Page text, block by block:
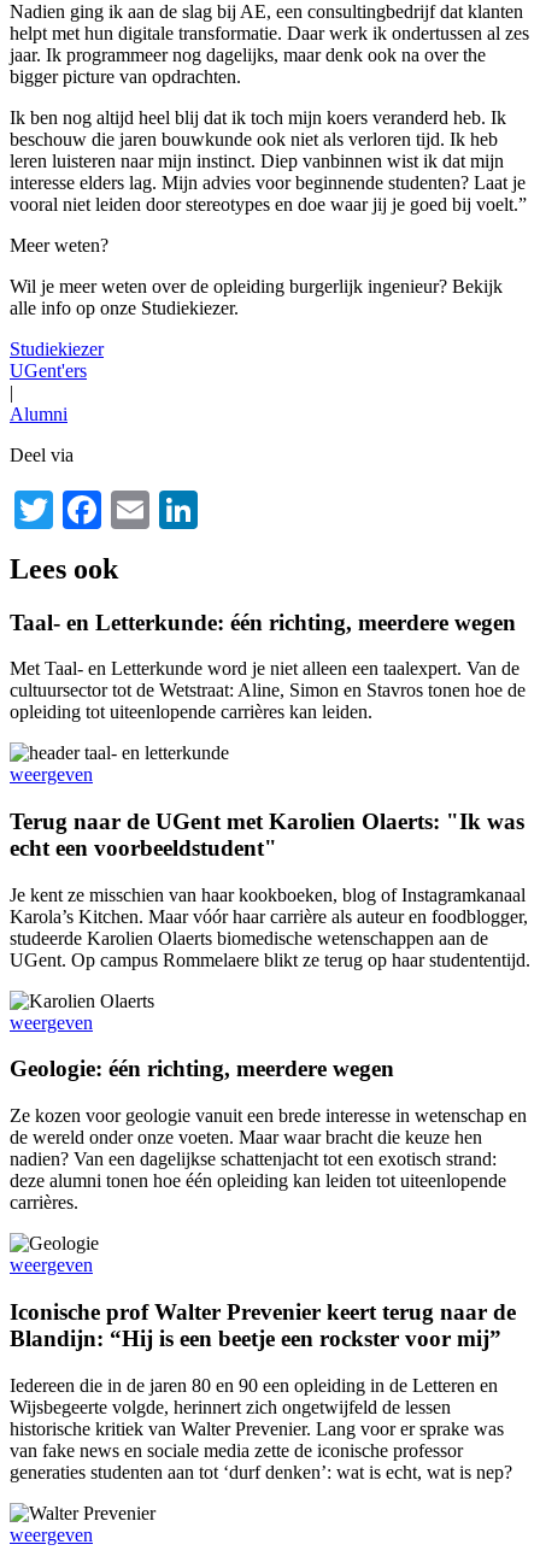
Nadien ging ik aan de slag bij AE, een consultingbedrijf dat klanten
helpt met hun digitale transformatie. Daar werk ik ondertussen al zes
jaar. Ik programmeer nog dagelijks, maar denk ook na over the
bigger picture van opdrachten.
Ik ben nog altijd heel blij dat ik toch mijn koers veranderd heb. Ik
beschouw die jaren bouwkunde ook niet als verloren tijd. Ik heb
leren luisteren naar mijn instinct. Diep vanbinnen wist ik dat mijn
interesse elders lag. Mijn advies voor beginnende studenten? Laat je
vooral niet leiden door stereotypes en doe waar jij je goed bij voelt.”
Meer weten?
Wil je meer weten over de opleiding burgerlijk ingenieur? Bekijk
alle info op onze Studiekiezer.
Studiekiezer
UGent'ers
|
Alumni
Deel via
Twitter
Facebook
Email
Lees ook
Taal- en Letterkunde: één richting, meerdere wegen
Met Taal- en Letterkunde word je niet alleen een taalexpert. Van de
cultuursector tot de Wetstraat: Aline, Simon en Stavros tonen hoe de
opleiding tot uiteenlopende carrières kan leiden.
weergeven
Terug naar de UGent met Karolien Olaerts: "Ik was
echt een voorbeeldstudent"
Je kent ze misschien van haar kookboeken, blog of Instagramkanaal
Karola’s Kitchen. Maar vóór haar carrière als auteur en foodblogger,
studeerde Karolien Olaerts biomedische wetenschappen aan de
UGent. Op campus Rommelaere blikt ze terug op haar studententijd.
weergeven
Geologie: één richting, meerdere wegen
Ze kozen voor geologie vanuit een brede interesse in wetenschap en
de wereld onder onze voeten. Maar waar bracht die keuze hen
nadien? Van een dagelijkse schattenjacht tot een exotisch strand:
deze alumni tonen hoe één opleiding kan leiden tot uiteenlopende
carrières.
weergeven
Iconische prof Walter Prevenier keert terug naar de
Blandijn: “Hij is een beetje een rockster voor mij”
Iedereen die in de jaren 80 en 90 een opleiding in de Letteren en
Wijsbegeerte volgde, herinnert zich ongetwijfeld de lessen
historische kritiek van Walter Prevenier. Lang voor er sprake was
van fake news en sociale media zette de iconische professor
generaties studenten aan tot ‘durf denken’: wat is echt, wat is nep?
weergeven